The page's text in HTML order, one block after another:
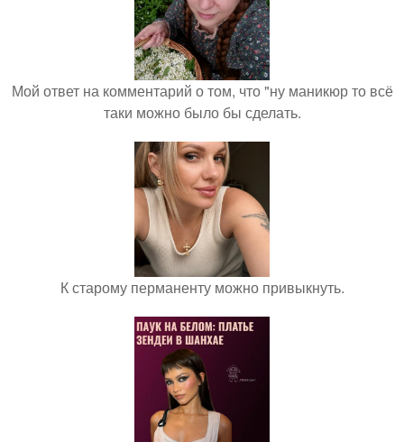
Мой ответ на комментарий о том, что "ну маникюр то всё
таки можно было бы сделать.
К старому перманенту можно привыкнуть.